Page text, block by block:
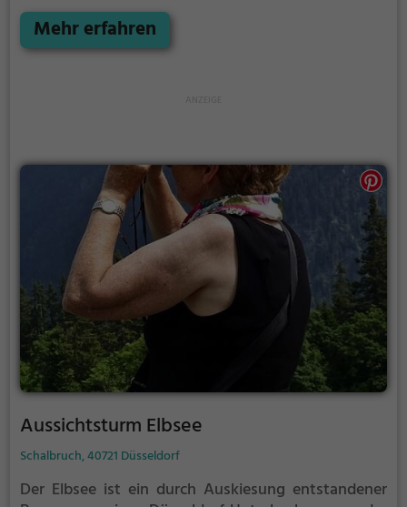
am Nordstrand am Unterbacher See genug Platz.
Denk aber immer daran, dich ausreichend vor der
Mehr erfahren
Aussichtsturm Elbsee
Schalbruch, 40721 Düsseldorf
Der Elbsee ist ein durch Auskiesung entstandener